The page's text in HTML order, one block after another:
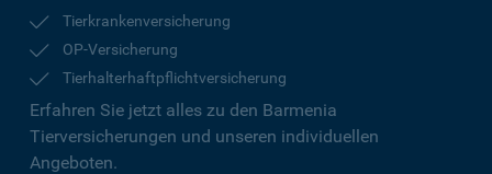
Tierkrankenversicherung
OP-Versicherung
Tierhalterhaftpflichtversicherung
Erfahren Sie jetzt alles zu den Barmenia
Tierversicherungen und unseren individuellen
Angeboten.